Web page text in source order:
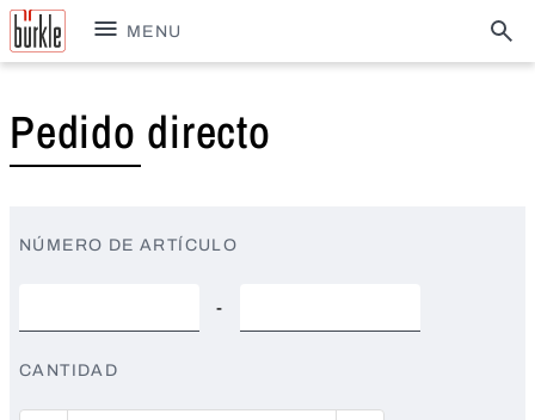
MENU
Pedido directo
NÚMERO DE ARTÍCULO
-
CANTIDAD